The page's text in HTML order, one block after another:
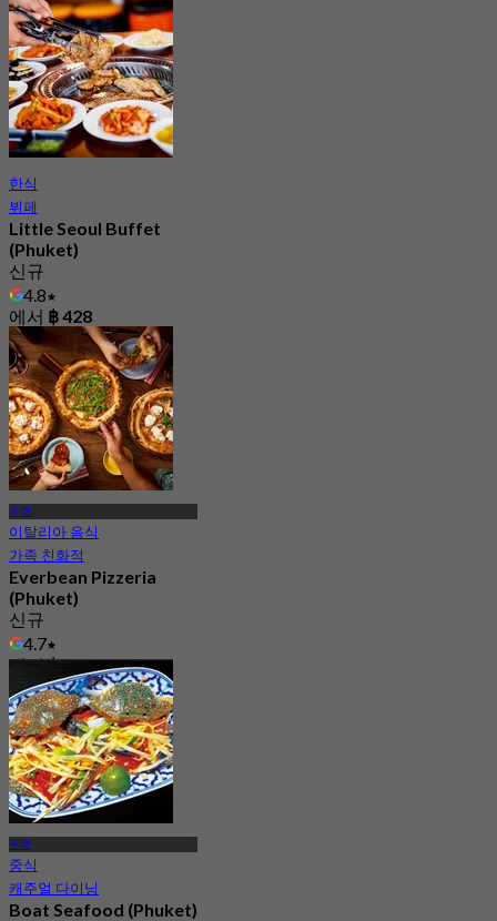
한식
뷔페
Little Seoul Buffet
(Phuket)
신규
4.8
에서 ฿ 428
푸켓
이탈리아 음식
가족 친화적
Everbean Pizzeria
(Phuket)
신규
4.7
에서฿ 336.33
푸켓
중식
캐주얼 다이닝
Boat Seafood (Phuket)